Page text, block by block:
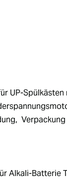
UP-
Alkali-Batterie